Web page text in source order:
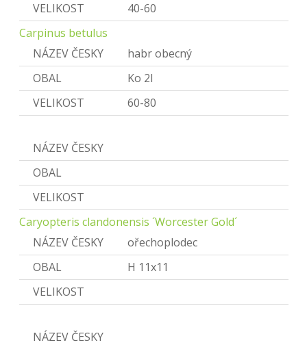
VELIKOST
40-60
Carpinus betulus
NÁZEV ČESKY
habr obecný
OBAL
Ko 2l
VELIKOST
60-80
NÁZEV ČESKY
OBAL
VELIKOST
Caryopteris clandonensis ´Worcester Gold´
NÁZEV ČESKY
ořechoplodec
OBAL
H 11x11
VELIKOST
NÁZEV ČESKY